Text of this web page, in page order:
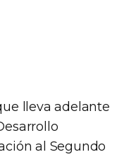
lleva adelante
al Segundo